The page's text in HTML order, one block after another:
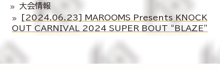
大会情報
[2024.06.23] MAROOMS Presents KNOCK
OUT CARNIVAL 2024 SUPER BOUT “BLAZE”